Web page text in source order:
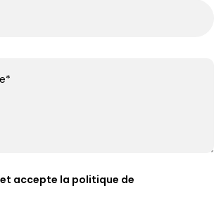
accepte la politique de